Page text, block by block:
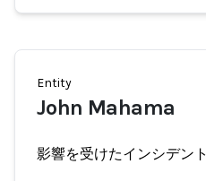
Entity
John Mahama
影響を受けたインシデント